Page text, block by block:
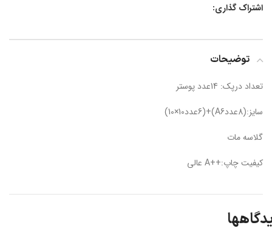
اشتراک گذاری:
توضیحات
تعداد درپک: 14عدد پوستر
سایز:(8عددA6)+(6عدد10×10)
گلاسه مات
کیفیت چاپ:++A عالی